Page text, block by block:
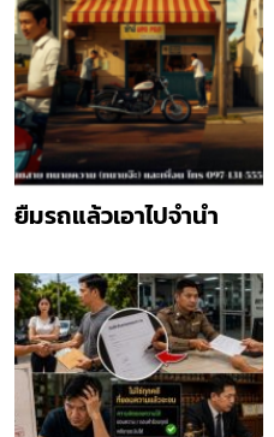
ยืมรถแล้วเอาไปจำนำ